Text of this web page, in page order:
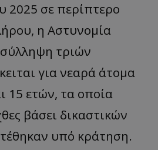
2025 σε περίπτερο
η Αστυνομία
τριών
για νεαρά άτομα
15 ετών, τα οποία
βάσει δικαστικών
υπό κράτηση.